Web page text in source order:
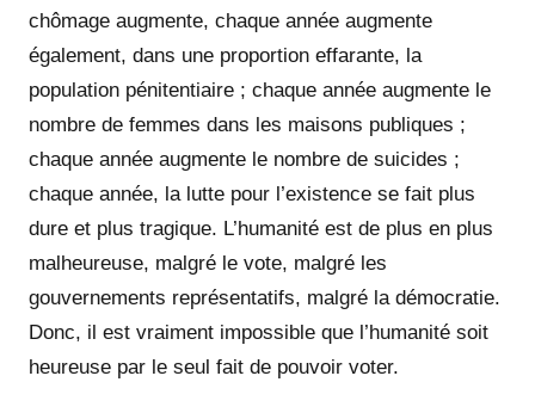
chômage augmente, chaque année augmente
également, dans une proportion effarante, la
population pénitentiaire ; chaque année augmente le
nombre de femmes dans les maisons publiques ;
chaque année augmente le nombre de suicides ;
chaque année, la lutte pour l’existence se fait plus
dure et plus tragique. L’humanité est de plus en plus
malheureuse, malgré le vote, malgré les
gouvernements représentatifs, malgré la démocratie.
Donc, il est vraiment impossible que l’humanité soit
heureuse par le seul fait de pouvoir voter.